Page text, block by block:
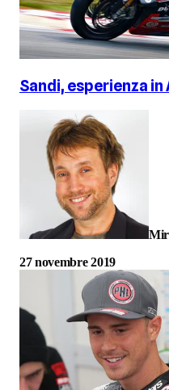
Sandi, esperienza in
27 novembre 2019